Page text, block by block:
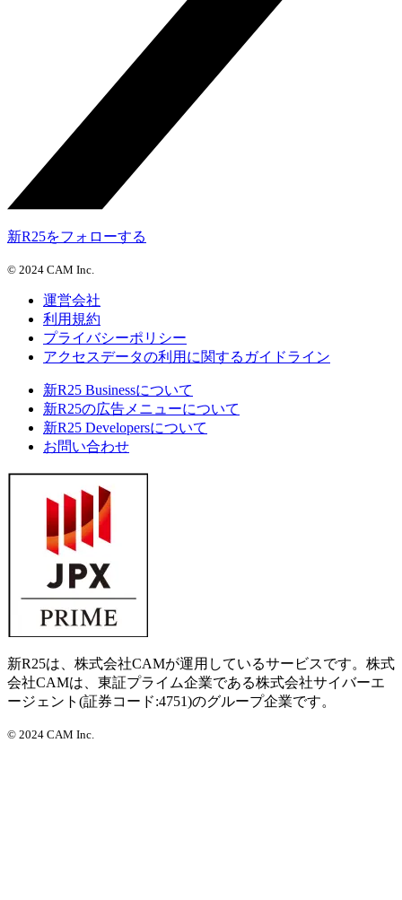
新R25をフォローする
© 2024 CAM Inc.
運営会社
利用規約
プライバシーポリシー
アクセスデータの利用に関するガイドライン
新R25 Businessについて
新R25の広告メニューについて
新R25 Developersについて
お問い合わせ
新R25は、株式会社CAMが運用しているサービスです。株式
会社CAMは、東証プライム企業である株式会社サイバーエ
ージェント(証券コード:4751)のグループ企業です。
© 2024 CAM Inc.